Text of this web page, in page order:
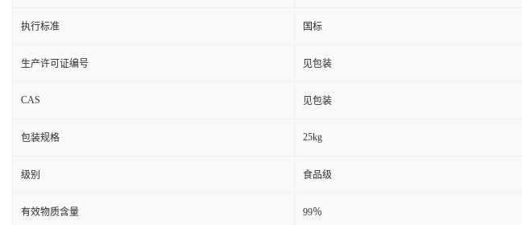
执行标准 国标
生产许可证编号 见包装
CAS 见包装
包装规格 25kg
级别 食品级
有效物质含量 99％